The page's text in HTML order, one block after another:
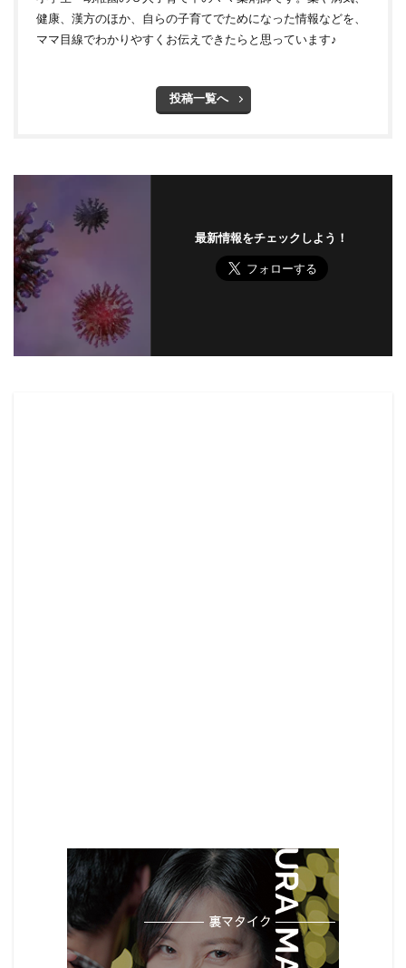
健康、漢方のほか、自らの子育てでためになった情報などを、
ママ目線でわかりやすくお伝えできたらと思っています♪
投稿一覧へ
最新情報をチェックしよう！